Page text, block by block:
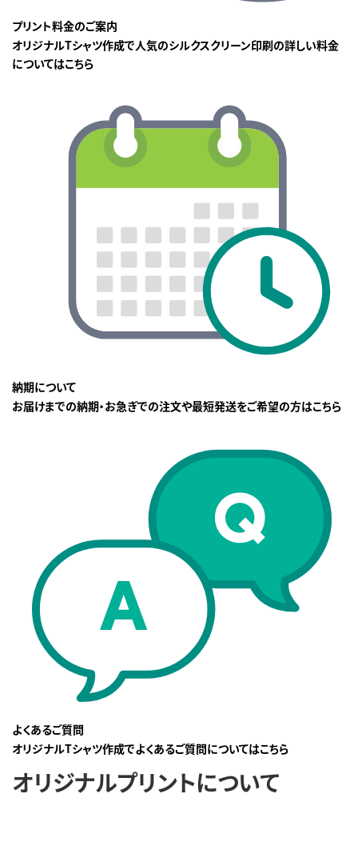
プリント料金のご案内
オリジナルTシャツ作成で人気のシルクスクリーン印刷の詳しい料金
についてはこちら
納期について
お届けまでの納期・お急ぎでの注文や最短発送をご希望の方はこちら
よくあるご質問
オリジナルTシャツ作成でよくあるご質問についてはこちら
オリジナルプリントについて